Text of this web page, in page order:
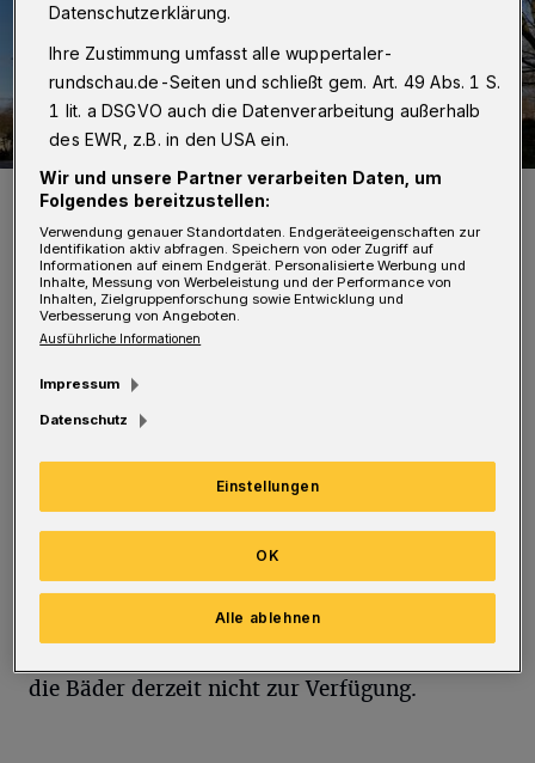
Die Wuppertaler Schwimmoper.
Das Problem war am Samstag entdeckt
worden; am Sonntag musste die
Karten gibt es online beiwww.wuppertal-
oder in den Vorverkaufsstellen. Das
Schwimmen ist nur mit vorgebuchtem Ticket
möglich. Eintrittskarten an der Kasse stehen
die Bäder derzeit nicht zur Verfügung.
Datenschutzerklärung.
Ihre Zustimmung umfasst alle wuppertaler-
rundschau.de-Seiten und schließt gem. Art. 49 Abs. 1 S.
1 lit. a DSGVO auch die Datenverarbeitung außerhalb
des EWR, z.B. in den USA ein.
Wir und unsere Partner verarbeiten Daten, um
Folgendes bereitzustellen:
Verwendung genauer Standortdaten. Endgeräteeigenschaften zur
Identifikation aktiv abfragen. Speichern von oder Zugriff auf
Informationen auf einem Endgerät. Personalisierte Werbung und
Inhalte, Messung von Werbeleistung und der Performance von
Inhalten, Zielgruppenforschung sowie Entwicklung und
Verbesserung von Angeboten.
Ausführliche Informationen
Impressum
Datenschutz
Einstellungen
Alle ablehnen
OK